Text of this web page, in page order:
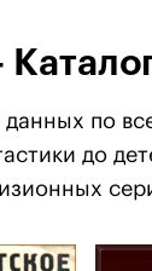
данных по
до